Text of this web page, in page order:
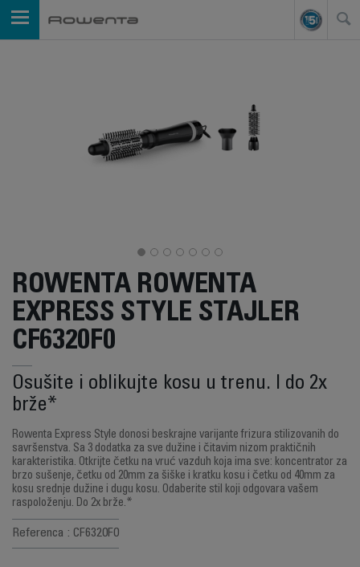
ROWENTA ROWENTA
EXPRESS STYLE STAJLER
CF6320F0
Osušite i oblikujte kosu u trenu. I do 2x
brže*
Rowenta Express Style donosi beskrajne varijante frizura stilizovanih do
savršenstva. Sa 3 dodatka za sve dužine i čitavim nizom praktičnih
karakteristika. Otkrijte četku na vruć vazduh koja ima sve: koncentrator za
brzo sušenje, četku od 20mm za šiške i kratku kosu i četku od 40mm za
kosu srednje dužine i dugu kosu. Odaberite stil koji odgovara vašem
raspoloženju. Do 2x brže.*
Referenca : CF6320F0